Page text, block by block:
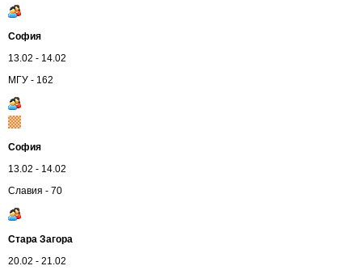
София
13.02 - 14.02
МГУ - 162
София
13.02 - 14.02
Славия - 70
Стара Загора
20.02 - 21.02